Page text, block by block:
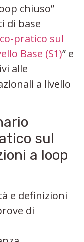
chiuso”
di base
pratico sul
Base (S1)” e
alle
a livello
sul
a loop
e definizioni
di